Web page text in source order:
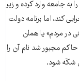
جامعه وارد کرده و زیر
کند، اما برنامه دولت
در مردم» یا همان
مجبور شد نام آن را
شکّه شود.